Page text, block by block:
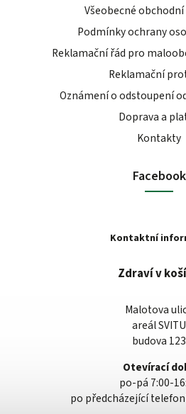
Všeobecné
Podmínky ochrany
Reklamační řád pro
Reklamační
Oznámení o odstoupení
Doprava a
Kontakty
Facebook
Kontaktní
Zdraví v
Malotova
areál SVITU
budova 123
Otevírací
po-pá 7:00-
po předcházející